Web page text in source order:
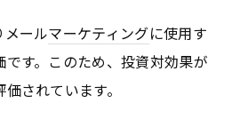
ールマーケティングに使用す
す。このため、投資対効果が
されています。